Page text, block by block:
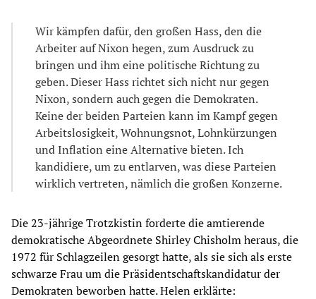
Wir kämpfen dafür, den großen Hass, den die
Arbeiter auf Nixon hegen, zum Ausdruck zu
bringen und ihm eine politische Richtung zu
geben. Dieser Hass richtet sich nicht nur gegen
Nixon, sondern auch gegen die Demokraten.
Keine der beiden Parteien kann im Kampf gegen
Arbeitslosigkeit, Wohnungsnot, Lohnkürzungen
und Inflation eine Alternative bieten. Ich
kandidiere, um zu entlarven, was diese Parteien
wirklich vertreten, nämlich die großen Konzerne.
Die 23-jährige Trotzkistin forderte die amtierende
demokratische Abgeordnete Shirley Chisholm heraus, die
1972 für Schlagzeilen gesorgt hatte, als sie sich als erste
schwarze Frau um die Präsidentschaftskandidatur der
Demokraten beworben hatte. Helen erklärte: